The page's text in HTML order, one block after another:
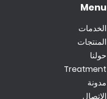
Menu
الخدمات
المنتجات
حولنا
Treatment
مدونة
الاتصال